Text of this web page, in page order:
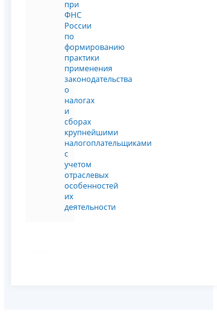
при
ФНС
России
по
формированию
практики
применения
законодательства
о
налогах
и
сборах
крупнейшими
налогоплательщиками
с
учетом
отраслевых
особенностей
их
деятельности